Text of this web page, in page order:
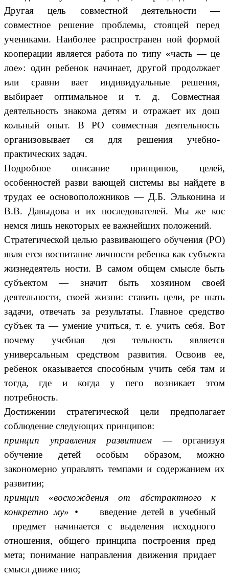
Другая цель совместной деятельности —
совместное решение проблемы, стоящей перед
учениками. Наиболее распространен ной формой
кооперации является работа по типу «часть — це
лое»: один ребенок начинает, другой продолжает
или сравни вает индивидуальные решения,
выбирает оптимальное и т. д. Совместная
деятельность знакома детям и отражает их дош
кольный опыт. В РО совместная деятельность
организовывает ся для решения учебно-
практических задач.
Подробное описание принципов, целей,
особенностей разви вающей системы вы найдете в
трудах ее основоположников — Д.Б. Эльконина и
В.В. Давыдова и их последователей. Мы же кос
немся лишь некоторых ее важнейших положений.
Стратегической целью развивающего обучения (РО)
явля ется воспитание личности ребенка как субъекта
жизнедеятель ности. В самом общем смысле быть
субъектом — значит быть хозяином своей
деятельности, своей жизни: ставить цели, ре шать
задачи, отвечать за результаты. Главное средство
субъек та — умение учиться, т. е. учить себя. Вот
почему учебная дея тельность является
универсальным средством развития. Освоив ее,
ребенок оказывается способным учить себя там и
тогда, где и когда у пего возникает этом
потребность.
Достижении стратегической цели предполагает
соблюдение следующих принципов:
принцип управления развитием— организуя
обучение детей особым образом, можно
закономерно управлять темпами и содержанием их
развитии;
принцип «восхождения от абстрактного к
конкретно му» • введение детей в учебный
предмет начинается с выделения исходного
отношения, общего принципа построения пред
мета; понимание направления движения придает
смысл движе нию;